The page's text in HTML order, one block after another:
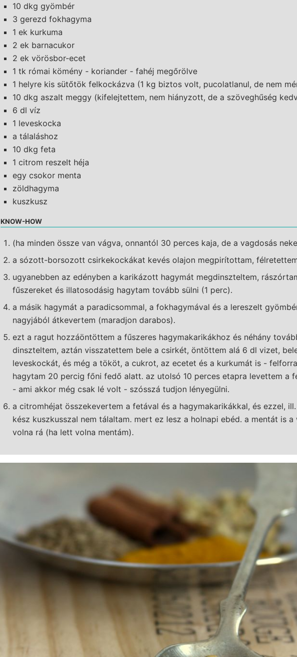
10 dkg gyömbér
3 gerezd fokhagyma
1 ek kurkuma
2 ek barnacukor
2 ek vörösbor-ecet
1 tk római kömény - koriander - fahéj megőrölve
1 helyre kis sütőtök felkockázva (1 kg biztos volt, pucolatlanul, de nem
10 dkg aszalt meggy (kifelejtettem, nem hiányzott, de a szöveghűség
6 dl víz
1 leveskocka
a tálaláshoz
10 dkg feta
1 citrom reszelt héja
egy csokor menta
zöldhagyma
kuszkusz
KNOW-HOW
(ha minden össze van vágva, onnantól 30 perces kaja, de a vagdosás
a sózott-borsozott csirkekockákat kevés olajon megpirítottam,
ugyanebben az edényben a karikázott hagymát megdinszteltem,
fűszereket és illatosodásig hagytam tovább sülni (1 perc).
a másik hagymát a paradicsommal, a fokhagymával és a lereszelt
nagyjából átkevertem (maradjon darabos).
ezt a ragut hozzáöntöttem a fűszeres hagymakarikákhoz és néhány
dinszteltem, aztán visszatettem bele a csirkét, öntöttem alá 6 dl vizet,
leveskockát, és még a tököt, a cukrot, az ecetet és a kurkumát is -
hagytam 20 percig főni fedő alatt. az utolsó 10 perces etapra levettem a
- ami akkor még csak lé volt - szósszá tudjon lényegülni.
a citromhéjat összekevertem a fetával és a hagymakarikákkal, és ezzel,
kész kuszkusszal nem tálaltam. mert ez lesz a holnapi ebéd. a mentát is a
volna rá (ha lett volna mentám).